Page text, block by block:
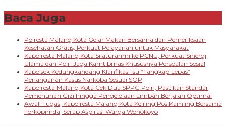
Baca Juga
Polresta Malang Kota Gelar Makan Bersama dan Pemeriksaan
Kesehatan Gratis, Perkuat Pelayanan untuk Masyarakat
Kapolresta Malang Kota Silaturahmi ke PCNU, Perkuat Sinergi
Ulama dan Polri Jaga Kamtibmas Khususnya Persoalan Sosial
Kapolsek Kedungkandang Klarifikasi Isu “Tangkap Lepas”,
Penanganan Kasus Narkoba Sesuai SOP
Kapolresta Malang Kota Cek Dua SPPG Polri, Pastikan Standar
Pemenuhan Gizi hingga Pengelolaan Limbah Berjalan Optimal
Awali Tugas, Kapolresta Malang Kota Keliling Pos Kamling Bersama
Forkopimda, Serap Aspirasi Warga Wonokoyo